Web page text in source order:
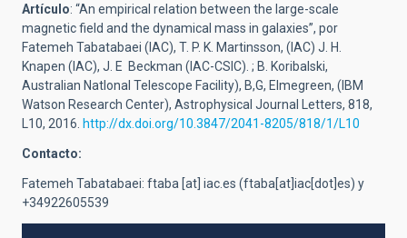
Artículo: “An empirical relation between the large-scale
magnetic field and the dynamical mass in galaxies”, por
Fatemeh Tabatabaei (IAC), T. P. K. Martinsson, (IAC) J. H.
Knapen (IAC), J. E Beckman (IAC-CSIC). ; B. Koribalski,
Australian NatIonal Telescope Facility), B,G, Elmegreen, (IBM
Watson Research Center), Astrophysical Journal Letters, 818,
L10, 2016. http://dx.doi.org/10.3847/2041-8205/818/1/L10
Contacto:
Fatemeh Tabatabaei: ftaba [at] iac.es (ftaba[at]iac[dot]es) y
+34922605539